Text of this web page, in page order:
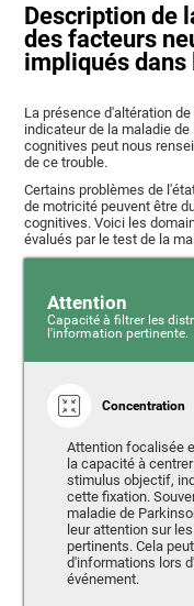
Description de
des facteurs
impliqués
La présence d'altération
indicateur de la maladie
cognitives peut nous
de ce trouble.
Certains problèmes de
de motricité peuvent être
cognitives. Voici les
évalués par le test de la
Attention
Capacité à filtrer les
l'information pertinente.
Concentration
Attention focalisée
la capacité à
stimulus objectif,
cette fixation.
maladie de
leur attention sur
pertinents. Cela
d'informations lors
événement.